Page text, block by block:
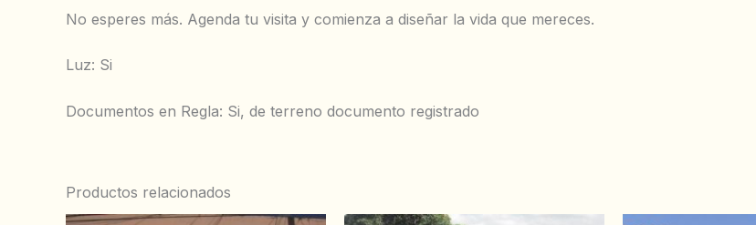
No esperes más. Agenda tu visita y comienza a diseñar la vida que mereces.
‌Luz: Si
‌‌Documentos en Regla: Si, de terreno documento registrado
Productos relacionados